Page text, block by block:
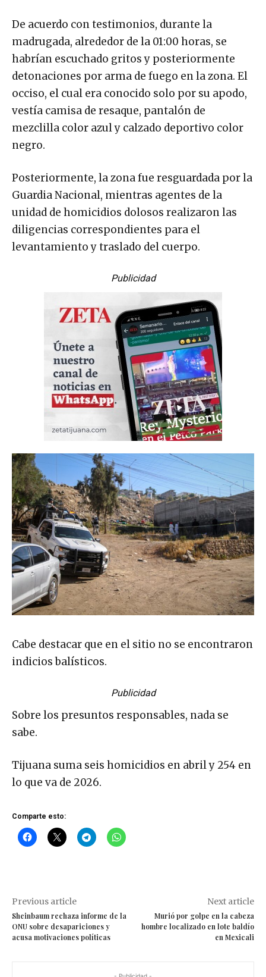
De acuerdo con testimonios, durante la
madrugada, alrededor de la 01:00 horas, se
habrían escuchado gritos y posteriormente
detonaciones por arma de fuego en la zona. El
occiso, el cual era conocido solo por su apodo,
vestía camisa de resaque, pantalón de
mezclilla color azul y calzado deportivo color
negro.
Posteriormente, la zona fue resguardada por la
Guardia Nacional, mientras agentes de la
unidad de homicidios dolosos realizaron las
diligencias correspondientes para el
levantamiento y traslado del cuerpo.
Publicidad
Cabe destacar que en el sitio no se encontraron
indicios balísticos.
Publicidad
Sobre los presuntos responsables, nada se
sabe.
Tijuana suma seis homicidios en abril y 254 en
lo que va de 2026.
Comparte esto:
Previous article
Sheinbaum rechaza informe de la
ONU sobre desapariciones y
acusa motivaciones políticas
Next article
Murió por golpe en la cabeza
hombre localizado en lote baldío
en Mexicali
- Publicidad -